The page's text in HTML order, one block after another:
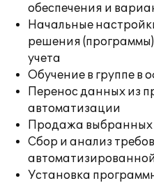
обеспечения и
Начальные
решения
учета
Обучение в группе в
Перенос данных из
автоматизации
Продажа выбранных
Сбор и анализ
Установка